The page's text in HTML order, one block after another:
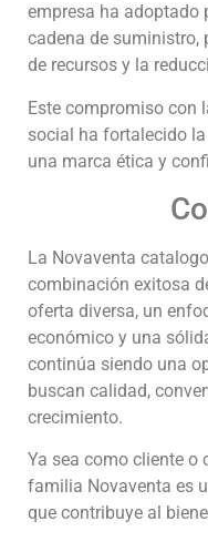
empresa ha adoptado
cadena de suministro,
de recursos y la
Este compromiso con
social ha fortalecido
una marca ética y
La Novaventa
combinación exitosa
oferta diversa, un
económico y una
continúa siendo una
buscan calidad,
crecimiento.
Ya sea como cliente o
familia Novaventa es
que contribuye al